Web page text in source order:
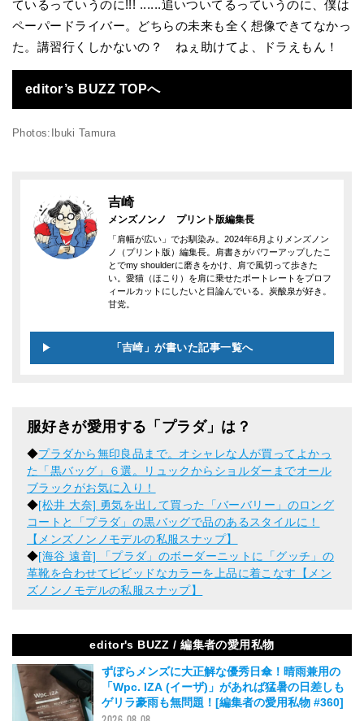
ているっていうのに!!! ......追いついてるっていうのに、僕は
ペーパードライバー。どちらの未来も全く想像できてなかっ
た。講習行くしかないの？ ねぇ助けてよ、ドラえもん！
editor’s BUZZ TOPへ
Photos:Ibuki Tamura
吉崎
メンズノンノ プリント版編集長
「肩幅が広い」でお馴染み。2024年6月よりメンズノン
ノ（プリント版）編集長。肩書きがパワーアップしたこ
とでmy shoulderに磨きをかけ、肩で風切って歩きた
い。愛猫（ほこり）を肩に乗せたポートレートをプロフ
ィールカットにしたいと目論んでいる。炭酸泉が好き。
甘党。
「吉崎」が書いた記事一覧へ
服好きが愛用する「プラダ」は？
◆プラダから無印良品まで。オシャレな人が買ってよかっ
た「黒バッグ」６選。リュックからショルダーまでオール
ブラックがお気に入り！
◆[松井 大奈] 勇気を出して買った「バーバリー」のロング
コートと「プラダ」の黒バッグで品のあるスタイルに！
【メンズノンノモデルの私服スナップ】
◆[海谷 遠音] 「プラダ」のボーダーニットに「グッチ」の
革靴を合わせてビビッドなカラーを上品に着こなす【メン
ズノンノモデルの私服スナップ】
editor's BUZZ / 編集者の愛用私物
ずぼらメンズに大正解な優秀日傘！晴雨兼用の
「Wpc. IZA (イーザ)」があれば猛暑の日差しも
ゲリラ豪雨も無問題！[編集者の愛用私物 #360]